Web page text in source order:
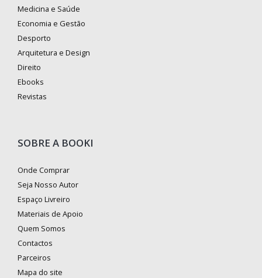
Medicina e Saúde
Economia e Gestão
Desporto
Arquitetura e Design
Direito
Ebooks
Revistas
SOBRE A BOOKI
Onde Comprar
Seja Nosso Autor
Espaço Livreiro
Materiais de Apoio
Quem Somos
Contactos
Parceiros
Mapa do site